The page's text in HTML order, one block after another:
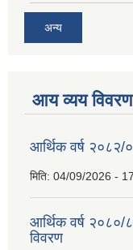
अन्य
आय व्यय विवरण
आर्थिक वर्ष २०८२/
मिति: 04/09/2026 -
आर्थिक वर्ष
विवरण